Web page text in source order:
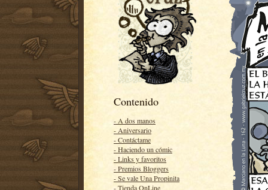
Contenido
- A dos manos
- Aniversario
- Contáctame
- Haciendo un cómic
- Links y favoritos
- Premios Bloggers
- Se vale Una Propinita
- Tienda OnLine